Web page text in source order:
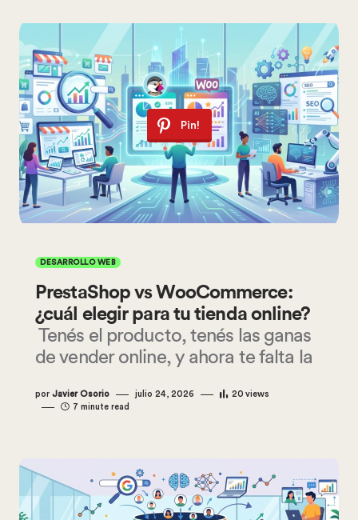
Pin!
DESARROLLO WEB
PrestaShop vs WooCommerce:
¿cuál elegir para tu tienda online?
Tenés el producto, tenés las ganas
de vender online, y ahora te falta la
por Javier Osorio julio 24, 2026 20 views
7 minute read